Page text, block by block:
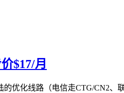
$17/月
优化线路（电信走CTG/CN2、